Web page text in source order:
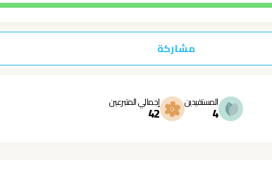
مشاركة
المستفيدين
4
إجمالي المتبرعين
42